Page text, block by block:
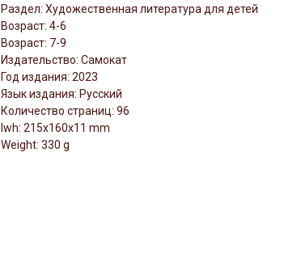
Раздел: Художественная литература для детей
Возраст: 4-6
Возраст: 7-9
Издательство: Самокат
Год издания: 2023
Язык издания: Русский
Количество страниц: 96
lwh: 215x160x11 mm
Weight: 330 g